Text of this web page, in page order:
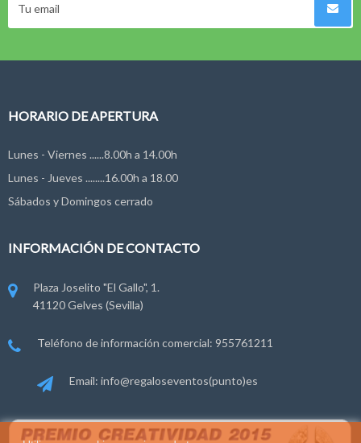
HORARIO DE APERTURA
Lunes - Viernes ......8.00h a 14.00h
Lunes - Jueves ........16.00h a 18.00
Sábados y Domingos cerrado
INFORMACIÓN DE CONTACTO
Plaza Joselito "El Gallo", 1.
41120 Gelves (Sevilla)
Teléfono de información comercial: 955761211
Email: info@regaloseventos(punto)es